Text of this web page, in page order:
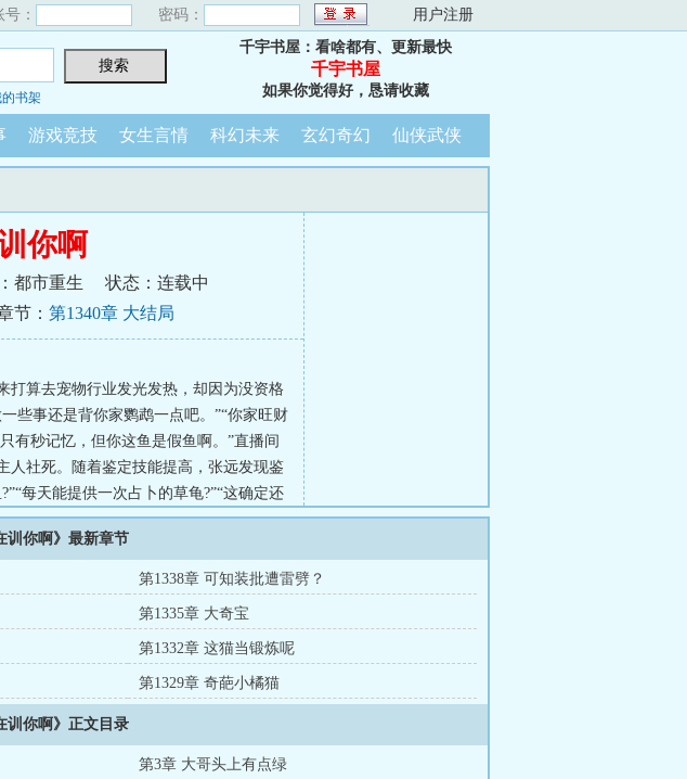
号： 密码： 用户注册
书架
千宇书屋：看啥都有、更新最快
千宇书屋
如果你觉得好，恳请收藏
游戏竞技 女生言情 科幻未来 玄幻奇幻 仙侠武侠
你啊
都市重生
状态：连载中
节： 第1340章 大结局
打算去宠物行业发光发热，却因为没资格
些事还是背你家鹦鹉一点吧。”“你家旺财
有秒记忆，但你这鱼是假鱼啊。”直播间
人社死。随着鉴定技能提高，张远发现鉴
每天能提供一次占卜的草龟?”“这确定还
来财】...
训你啊》最新章节
第1338章 可知装批遭雷劈？
第1335章 大奇宝
第1332章 这猫当锻炼呢
第1329章 奇葩小橘猫
训你啊》正文目录
第3章 大哥头上有点绿